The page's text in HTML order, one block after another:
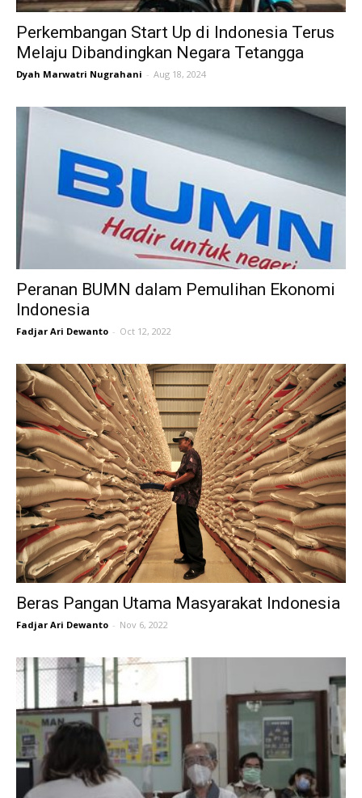
Perkembangan Start Up di Indonesia Terus
Melaju Dibandingkan Negara Tetangga
Dyah Marwatri Nugrahani - Aug 18, 2024
Peranan BUMN dalam Pemulihan Ekonomi
Indonesia
Fadjar Ari Dewanto - Oct 12, 2022
Beras Pangan Utama Masyarakat Indonesia
Fadjar Ari Dewanto - Nov 6, 2022